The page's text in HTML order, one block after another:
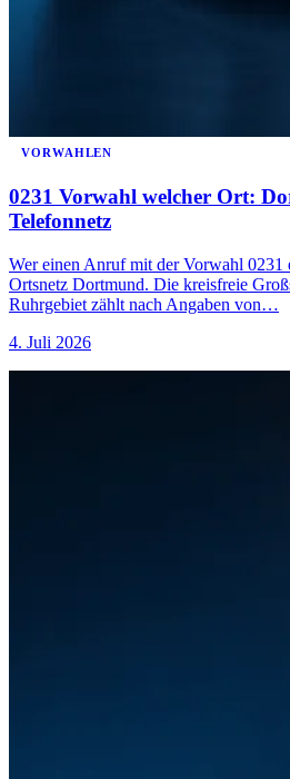
VORWAHLEN
0231 Vorwahl welcher Ort:
Telefonnetz
Wer einen Anruf mit der Vorwahl 0231
Ortsnetz Dortmund. Die kreisfreie
Ruhrgebiet zählt nach Angaben von…
4. Juli 2026